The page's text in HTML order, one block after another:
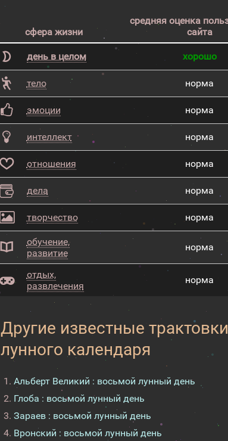
сфера жизни
средняя оценка
сайта
день в целом хорошо
тело норма
эмоции норма
интеллект норма
отношения норма
дела норма
творчество норма
обучение,
развитие
норма
отдых,
развлечения
норма
Другие известные
лунного календаря
Альберт Великий : восьмой лунный день
Глоба : восьмой лунный день
Зараев : восьмой лунный день
Вронский : восьмой лунный день